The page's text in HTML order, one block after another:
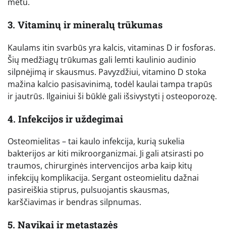
metu.
3. Vitaminų ir mineralų trūkumas
Kaulams itin svarbūs yra kalcis, vitaminas D ir fosforas.
Šių medžiagų trūkumas gali lemti kaulinio audinio
silpnėjimą ir skausmus. Pavyzdžiui, vitamino D stoka
mažina kalcio pasisavinimą, todėl kaulai tampa trapūs
ir jautrūs. Ilgainiui ši būklė gali išsivystyti į osteoporozę.
4. Infekcijos ir uždegimai
Osteomielitas – tai kaulo infekcija, kurią sukelia
bakterijos ar kiti mikroorganizmai. Ji gali atsirasti po
traumos, chirurginės intervencijos arba kaip kitų
infekcijų komplikacija. Sergant osteomielitu dažnai
pasireiškia stiprus, pulsuojantis skausmas,
karščiavimas ir bendras silpnumas.
5. Navikai ir metastazės